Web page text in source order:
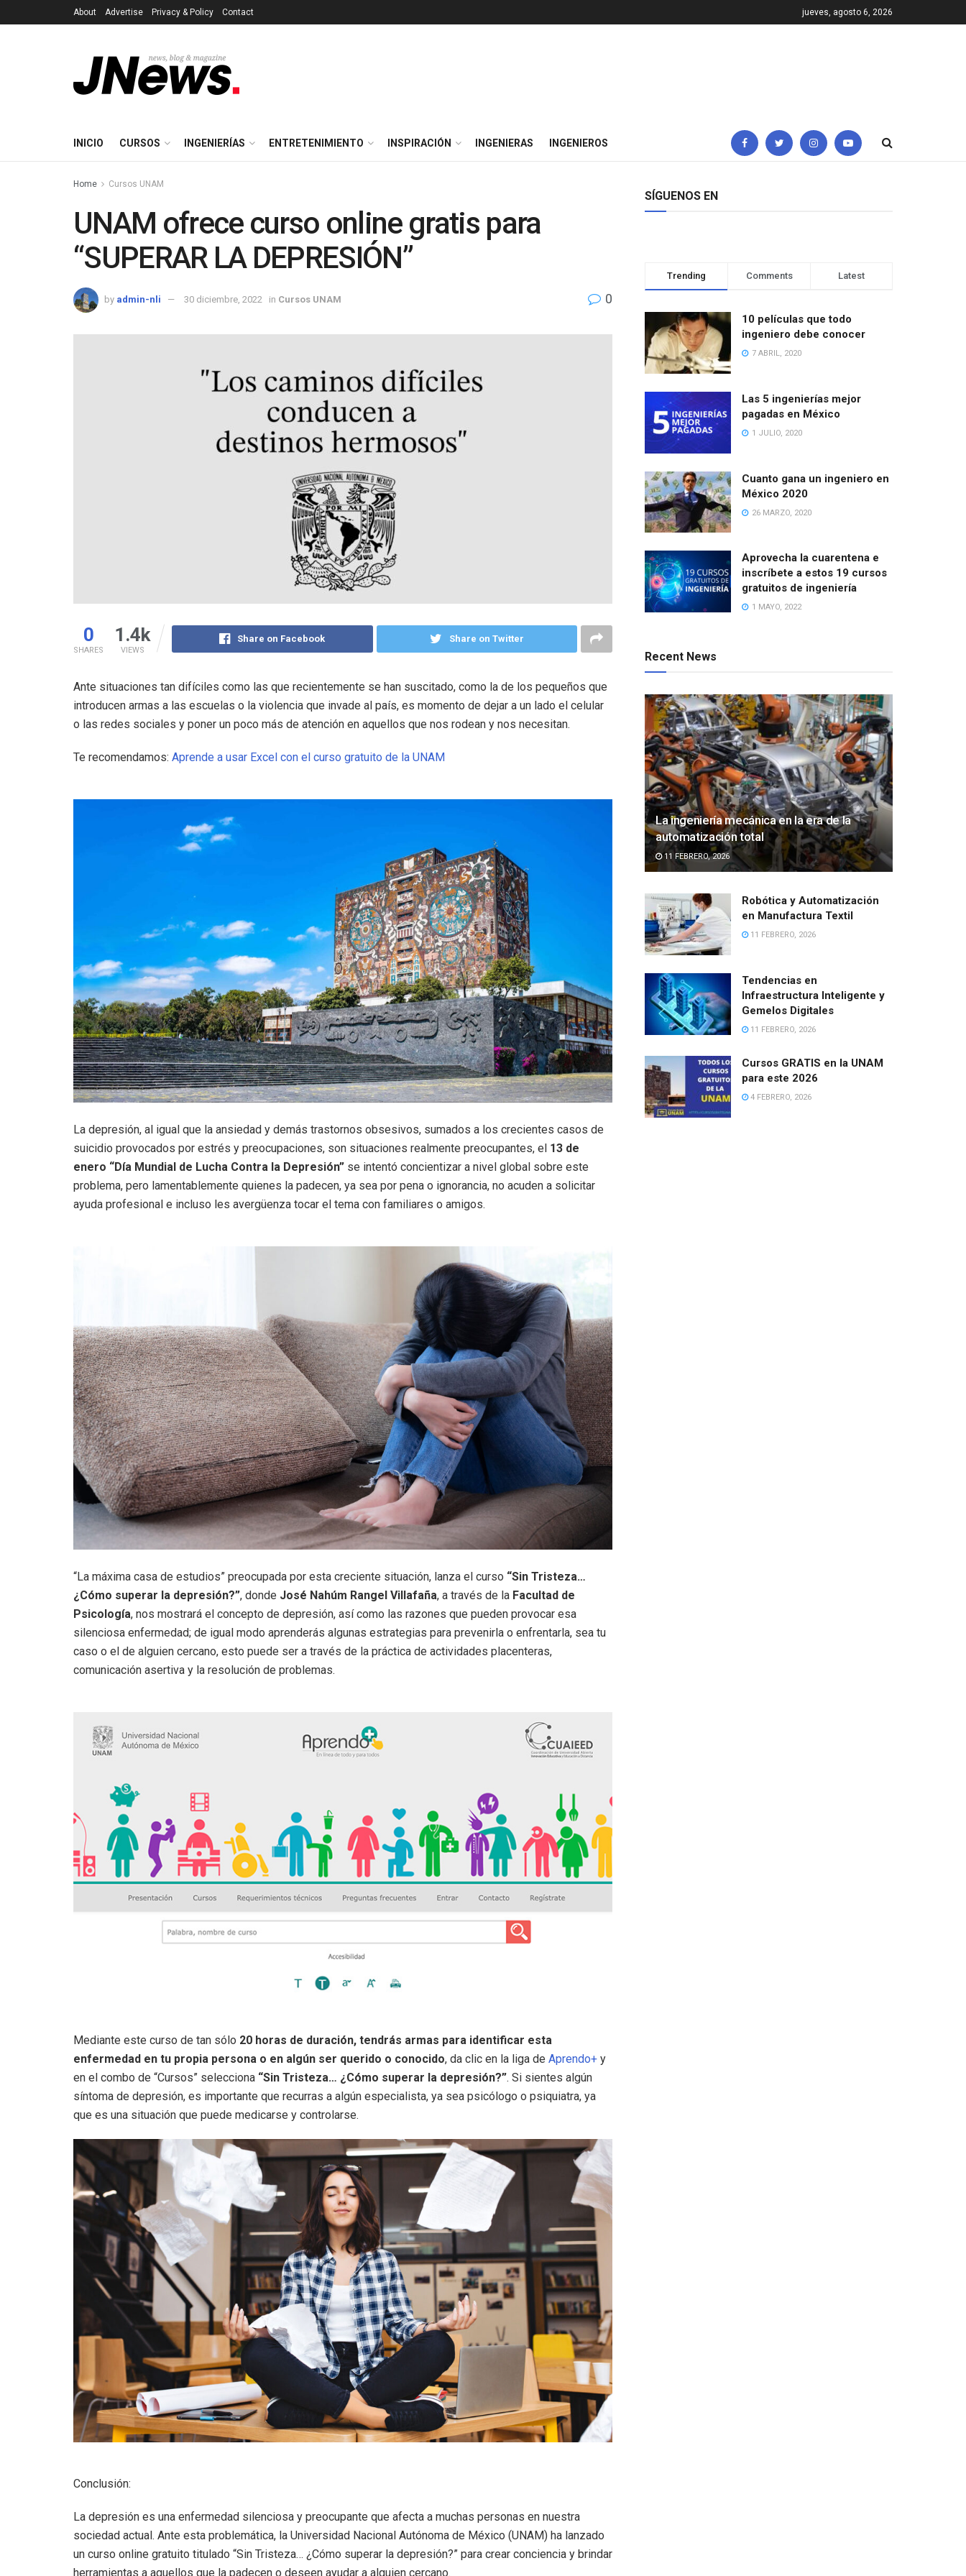
About Advertise Privacy & Policy Contact jueves, agosto 6, 2026
INICIO CURSOS INGENIERÍAS ENTRETENIMIENTO INSPIRACIÓN INGENIERAS INGENIEROS
Home Cursos UNAM
UNAM ofrece curso online gratis para
“SUPERAR LA DEPRESIÓN”
by admin-nli 30 diciembre, 2022 in Cursos UNAM 0
0
SHARES
1.4k
VIEWS
Share on Facebook Share on Twitter
Ante situaciones tan difíciles como las que recientemente se han suscitado, como la de los pequeños que
introducen armas a las escuelas o la violencia que invade al país, es momento de dejar a un lado el celular
o las redes sociales y poner un poco más de atención en aquellos que nos rodean y nos necesitan.
Te recomendamos: Aprende a usar Excel con el curso gratuito de la UNAM
La depresión, al igual que la ansiedad y demás trastornos obsesivos, sumados a los crecientes casos de
suicidio provocados por estrés y preocupaciones, son situaciones realmente preocupantes, el 13 de
enero “Día Mundial de Lucha Contra la Depresión” se intentó concientizar a nivel global sobre este
problema, pero lamentablemente quienes la padecen, ya sea por pena o ignorancia, no acuden a solicitar
ayuda profesional e incluso les avergüenza tocar el tema con familiares o amigos.
“La máxima casa de estudios” preocupada por esta creciente situación, lanza el curso “Sin Tristeza…
¿Cómo superar la depresión?”, donde José Nahúm Rangel Villafaña, a través de la Facultad de
Psicología, nos mostrará el concepto de depresión, así como las razones que pueden provocar esa
silenciosa enfermedad; de igual modo aprenderás algunas estrategias para prevenirla o enfrentarla, sea tu
caso o el de alguien cercano, esto puede ser a través de la práctica de actividades placenteras,
comunicación asertiva y la resolución de problemas.
Mediante este curso de tan sólo 20 horas de duración, tendrás armas para identificar esta
enfermedad en tu propia persona o en algún ser querido o conocido, da clic en la liga de Aprendo+ y
en el combo de “Cursos” selecciona “Sin Tristeza… ¿Cómo superar la depresión?”. Si sientes algún
síntoma de depresión, es importante que recurras a algún especialista, ya sea psicólogo o psiquiatra, ya
que es una situación que puede medicarse y controlarse.
Conclusión:
La depresión es una enfermedad silenciosa y preocupante que afecta a muchas personas en nuestra
sociedad actual. Ante esta problemática, la Universidad Nacional Autónoma de México (UNAM) ha lanzado
un curso online gratuito titulado “Sin Tristeza… ¿Cómo superar la depresión?” para crear conciencia y brindar
herramientas a aquellos que la padecen o deseen ayudar a alguien cercano.
SÍGUENOS EN
Trending Comments Latest
10 películas que todo
ingeniero debe conocer
7 ABRIL, 2020
Las 5 ingenierías mejor
pagadas en México
1 JULIO, 2020
Cuanto gana un ingeniero en
México 2020
26 MARZO, 2020
Aprovecha la cuarentena e
inscríbete a estos 19 cursos
gratuitos de ingeniería
1 MAYO, 2022
Recent News
La ingeniería mecánica en la era de la
automatización total
11 FEBRERO, 2026
Robótica y Automatización
en Manufactura Textil
11 FEBRERO, 2026
Tendencias en
Infraestructura Inteligente y
Gemelos Digitales
11 FEBRERO, 2026
Cursos GRATIS en la UNAM
para este 2026
4 FEBRERO, 2026